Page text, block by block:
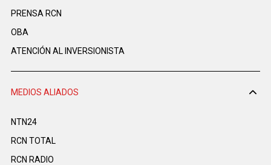
PRENSA RCN
OBA
ATENCIÓN AL INVERSIONISTA
MEDIOS ALIADOS
NTN24
RCN TOTAL
RCN RADIO